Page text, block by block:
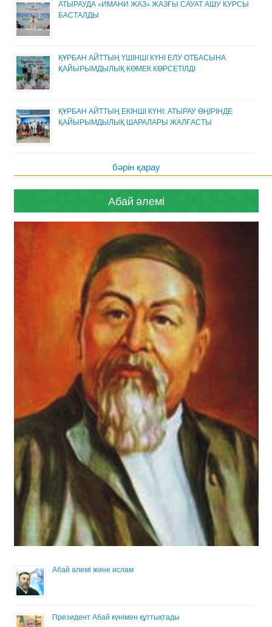
АТЫРАУДА «ИМАНИ ЖАЗ» ЖАЗҒЫ САУАТ АШУ КУРСЫ
БАСТАЛДЫ
ҚҰРБАН АЙТТЫҢ ҮШІНШІ КҮНІ ЕЛУ ОТБАСЫНА
ҚАЙЫРЫМДЫЛЫҚ КӨМЕК КӨРСЕТІЛДІ
ҚҰРБАН АЙТТЫҢ ЕКІНШІ КҮНІ: АТЫРАУ ӨҢІРІНДЕ
ҚАЙЫРЫМДЫЛЫҚ ШАРАЛАРЫ ЖАЛҒАСТЫ
бәрін қарау
Абай әлемі
Абай әлемі және ислам
Президент Абай күнімен құттықтады